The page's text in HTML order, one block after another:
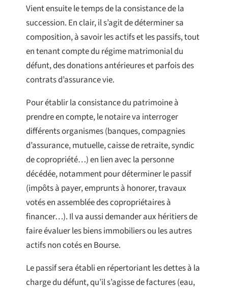
Vient ensuite le temps de la consistance de la
succession. En clair, il s’agit de déterminer sa
composition, à savoir les actifs et les passifs, tout
en tenant compte du régime matrimonial du
défunt, des donations antérieures et parfois des
contrats d’assurance vie.
Pour établir la consistance du patrimoine à
prendre en compte, le notaire va interroger
différents organismes (banques, compagnies
d’assurance, mutuelle, caisse de retraite, syndic
de copropriété…) en lien avec la personne
décédée, notamment pour déterminer le passif
(impôts à payer, emprunts à honorer, travaux
votés en assemblée des copropriétaires à
financer…). Il va aussi demander aux héritiers de
faire évaluer les biens immobiliers ou les autres
actifs non cotés en Bourse.
Le passif sera établi en répertoriant les dettes à la
charge du défunt, qu’il s’agisse de factures (eau,